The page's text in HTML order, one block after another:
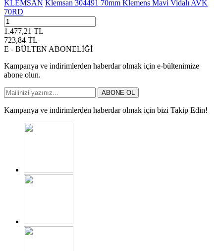
KLEMSAN Klemsan 304491 70mm Klemens Mavi Vidalı AVK
70RD
1.477,21 TL
723,84 TL
E - BÜLTEN ABONELİĞİ
Kampanya ve indirimlerden haberdar olmak için e-bültenimize
abone olun.
ABONE OL
Kampanya ve indirimlerden haberdar olmak için bizi Takip Edin!